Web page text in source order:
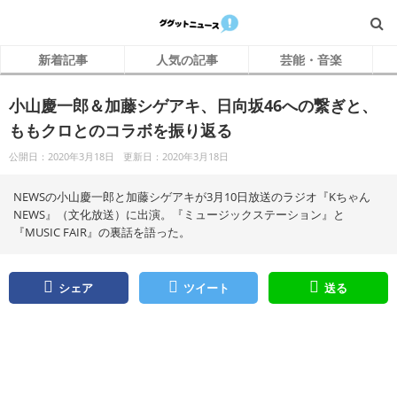
新着記事 人気の記事 芸能・音楽
小山慶一郎＆加藤シゲアキ、日向坂46への繋ぎと、
ももクロとのコラボを振り返る
公開日：2020年3月18日 更新日：2020年3月18日
NEWSの小山慶一郎と加藤シゲアキが3月10日放送のラジオ『Kちゃん
NEWS』（文化放送）に出演。『ミュージックステーション』と
『MUSIC FAIR』の裏話を語った。
シェア ツイート 送る